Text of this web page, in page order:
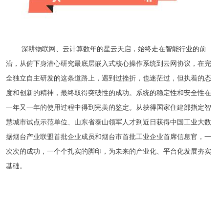
深耕物联网、云计算数年的星云天启， 始终走在智能行业的前
沿，从俯下身潜心研究最底层嵌入式核心操作系统到云网协议，在完
全独立自主研发的这条道路上，遇到过挫折，也迷茫过，但执着的态
度和创新的精神，最终取得突破性的成功。系统的稳定性和安全性在
一年又一年的使用过程中得到完美的鉴定。从获得国家住建部指定智
慧城市试点示范单位、山东省泰山领军人才到近日获得中国工业大数
据烟台产业联盟首批企业成员和烟台市首批工业企业首席信息官， 一
次次的成功， 一个个扎实的脚印，为未来的产业化、平台化发展夯实
基础。